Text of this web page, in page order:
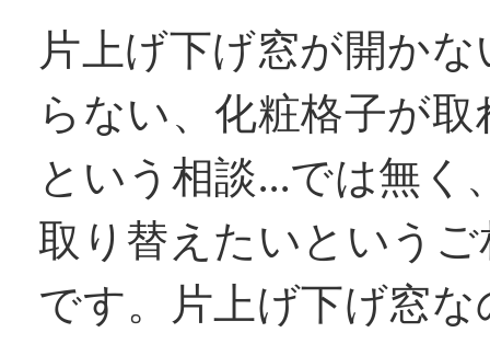
窓リフォコラム
会社概要
採用情報
片上げ下げ窓が開か
らない、化粧格子が
という相談…では無く
取り替えたいという
です。片上げ下げ窓